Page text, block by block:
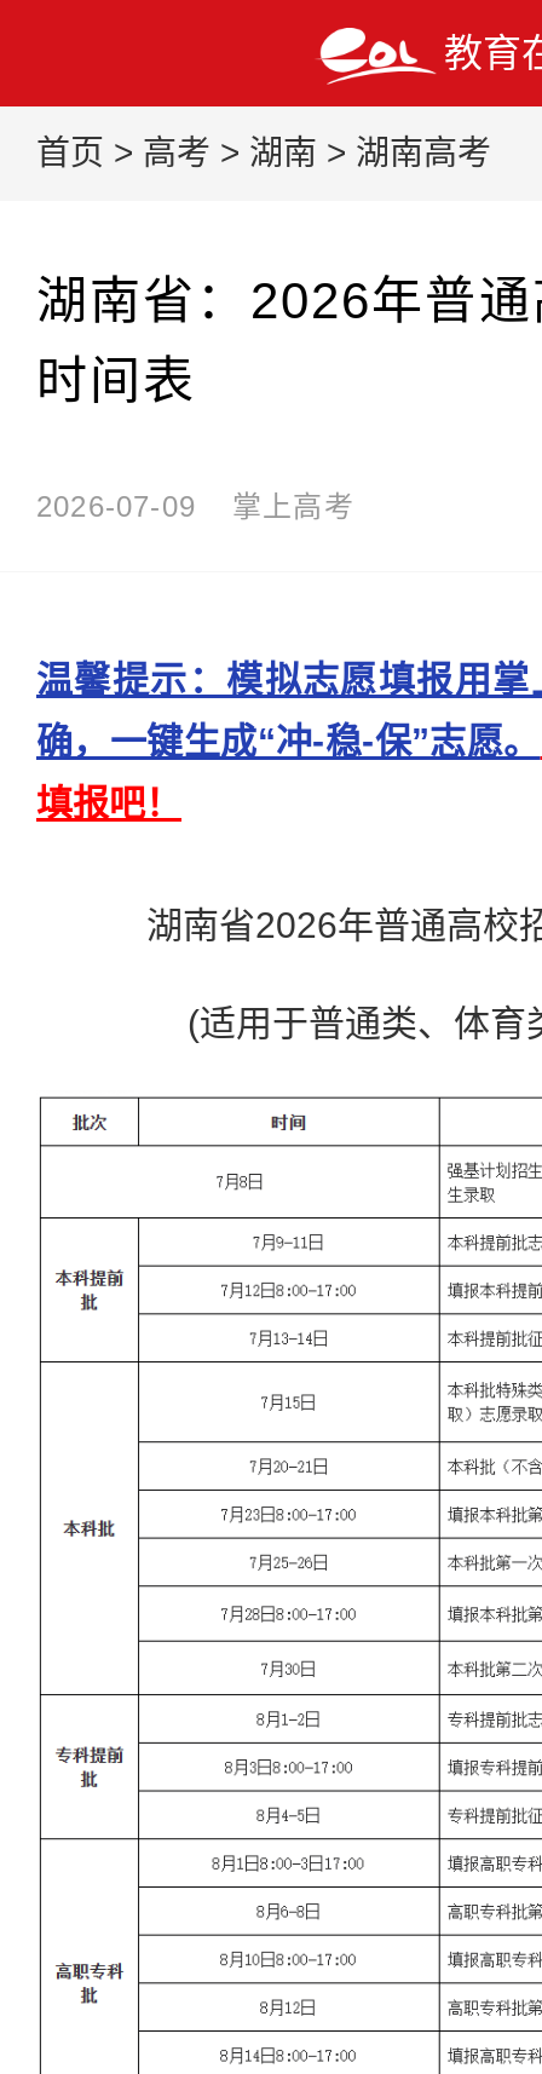
教育
首页 > 高考 > 湖南 > 湖南高考
湖南省：2026年普
时间表
2026-07-09 掌上高考
温馨提示：模拟志愿填报用
确，一键生成“冲-稳-保”志愿。
填报吧！
湖南省2026年普通高校
(适用于普通类、体育